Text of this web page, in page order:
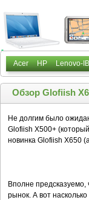
Acer HP Lenovo-
Обзор Glofiish
Не долгим было
Glofiish X500+
новинка Glofiish X650
Вполне предсказуемо,
рынок. А вот